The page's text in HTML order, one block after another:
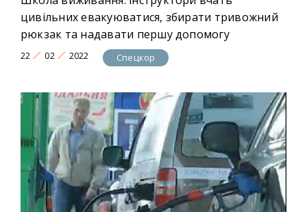
цивільних евакуюватися, збирати тривожний
рюкзак та надавати першу допомогу
22 02 2022 Спецкор